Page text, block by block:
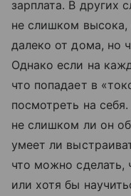
зарплата. В других
не слишком
далеко от дома, но
Однако если на
что попадает в
посмотреть на
не слишком ли он
умеет ли
что можно сделать,
или хотя бы